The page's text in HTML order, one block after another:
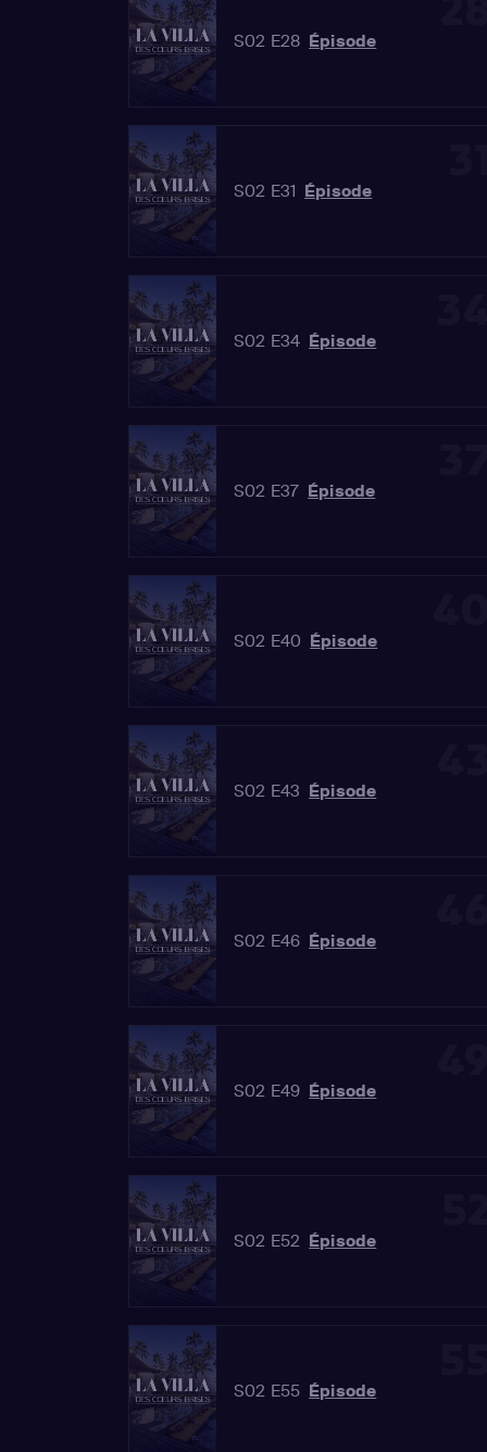
S02 E28 Épisode
S02 E31 Épisode
S02 E34 Épisode
S02 E37 Épisode
S02 E40 Épisode
S02 E43 Épisode
S02 E46 Épisode
S02 E49 Épisode
S02 E52 Épisode
S02 E55 Épisode